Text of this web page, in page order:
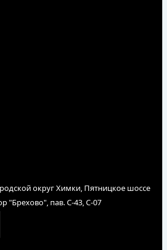
округ Химки, Пятницкое шоссе
"Брехово", пав. С-43, С-07